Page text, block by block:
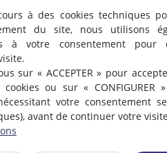
à des cookies techniques
du site, nous utilisons
à votre consentement pour
sur « ACCEPTER » pour
ou sur « CONFIGURER
votre consentement
avant de continuer votre